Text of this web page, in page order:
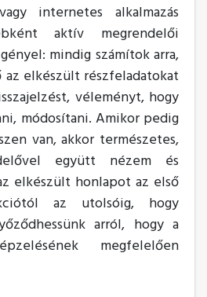
internetes alkalmazás
aktív megrendelői
mindig számítok arra,
az elkészült részfeladatokat
véleményt, hogy
módosítani. Amikor pedig
van, akkor természetes,
együtt nézem és
elkészült honlapot az első
az utolsóig, hogy
arról, hogy a
megfelelően